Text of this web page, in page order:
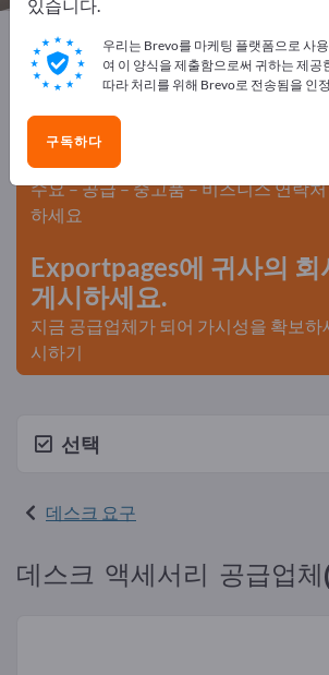
Exportpages 사무용품
데스크 요구
데스크 액세서리
Exportpages에서 무료로
요!
수요 – 공급 – 중고품 – 비즈니스 연락
하세요
Exportpages에 귀사의 회
게시하세요.
지금 공급업체가 되어 가시성을 확보하
시하기
선택
데스크 요구
데스크 액세서리 공급업
있습니다.
우리는 Brevo를 마케팅 플랫폼으로 사
여 이 양식을 제출함으로써 귀하는 제공
따라 처리를 위해 Brevo로 전송됨을 인
구독하다